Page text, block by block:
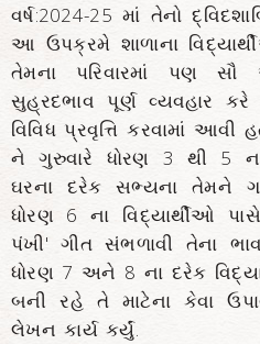
વર્ષ:2024-25 માં તેનો
આ ઉપક્રમે શાળાના
તેમના પરિવારમાં પણ
સુહ્રદભાવ પૂર્ણ વ્યવહાર કરે
વિવિધ પ્રવૃત્તિ કરવામાં આવી
ને ગુરુવારે ધોરણ 3 થી 5 ના
ઘરના દરેક સભ્યના તેમને
ધોરણ 6 ના વિદ્યાર્થીઓ
પંખી' ગીત સંભળાવી તેના
ધોરણ 7 અને 8 ના દરેક
બની રહે તે માટેના કેવા
લેખન કાર્ય કર્યું.